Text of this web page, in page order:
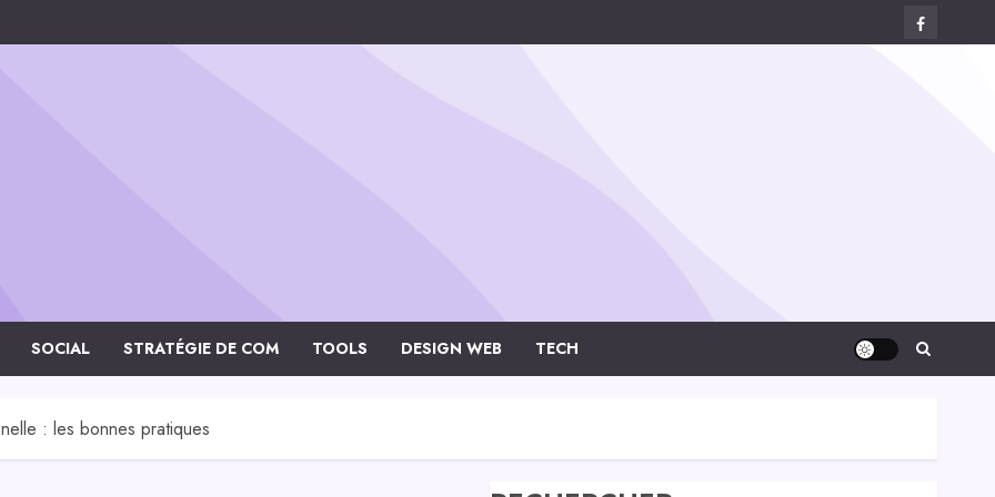
Facebook
SOCIAL STRATÉGIE DE COM TOOLS DESIGN WEB TECH
: les bonnes pratiques